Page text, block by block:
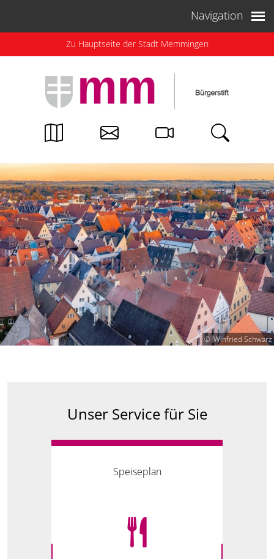
Navigation
Zu Hauptseite der Stadt Memmingen
Winfried Schwarz
Unser Service für Sie
Speiseplan